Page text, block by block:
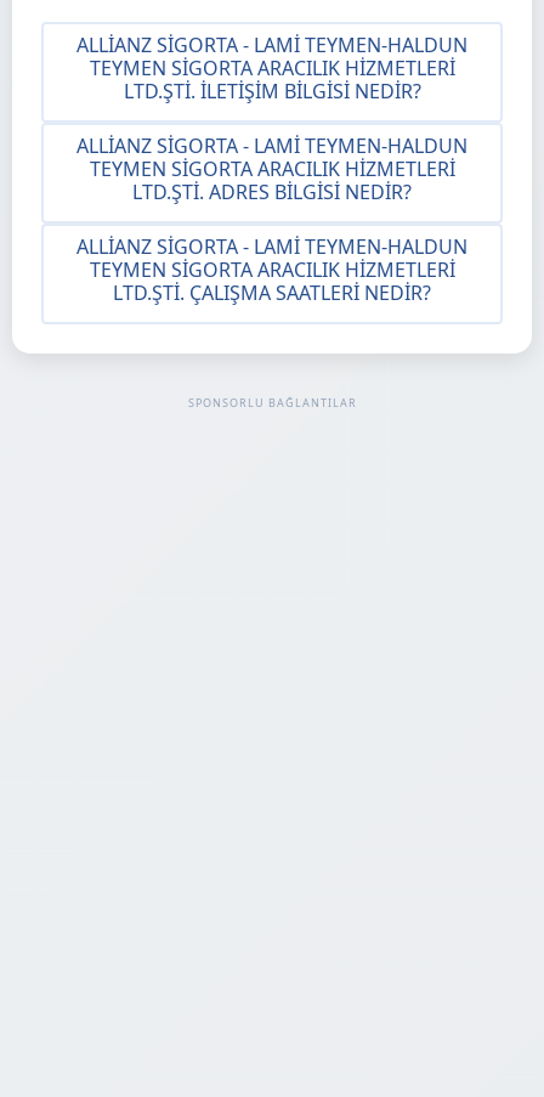
ALLIANZ SIGORTA - LAMI TEYMEN-HALDUN
TEYMEN SIGORTA ARACILIK HIZMETLERI
LTD.ŞTI. İLETIŞIM BILGISI NEDIR?
ALLIANZ SIGORTA - LAMI TEYMEN-HALDUN
TEYMEN SIGORTA ARACILIK HIZMETLERI
LTD.ŞTI. ADRES BILGISI NEDIR?
ALLIANZ SIGORTA - LAMI TEYMEN-HALDUN
TEYMEN SIGORTA ARACILIK HIZMETLERI
LTD.ŞTI. ÇALIŞMA SAATLERI NEDIR?
SPONSORLU BAĞLANTILAR